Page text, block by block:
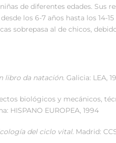
de diferentes edades. Sus
los 6-7 años hasta los 14-
sobrepasa al de chicos,
libro da natación. Galicia: LEA,
biológicos y mecánicos,
HISPANO EUROPEA, 1994
del ciclo vital. Madrid: